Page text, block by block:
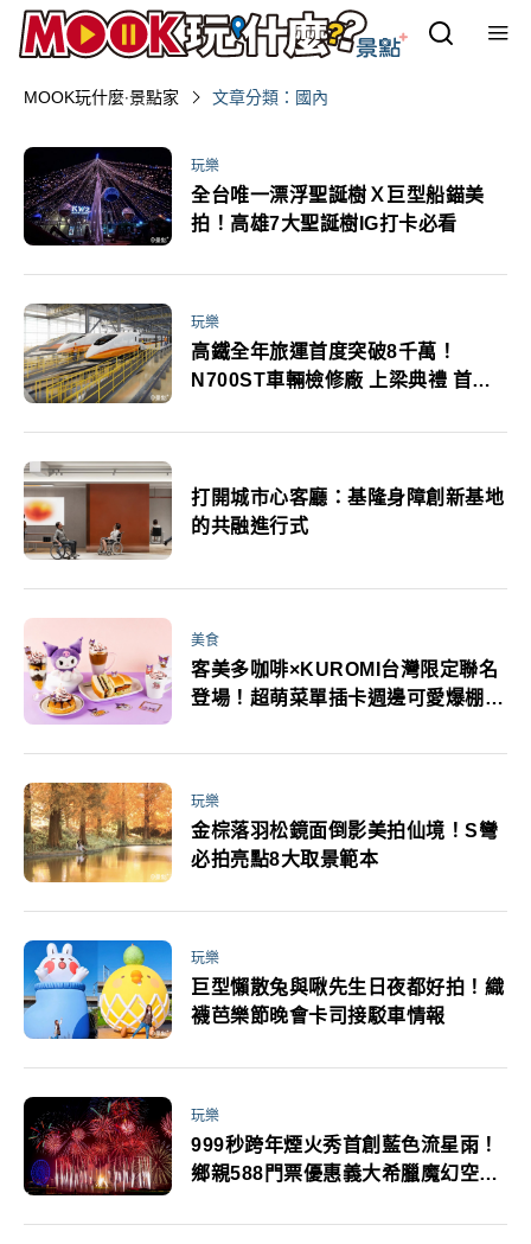
MOOK玩什麼‧景點家 文章分類：國內
玩樂
全台唯一漂浮聖誕樹Ｘ巨型船錨美
拍！高雄7大聖誕樹IG打卡必看
玩樂
高鐵全年旅運首度突破8千萬！
N700ST車輛檢修廠 上梁典禮 首部
打開城市心客廳：基隆身障創新基地
的共融進行式
美食
客美多咖啡×KUROMI台灣限定聯名
登場！超萌菜單插卡週邊可愛爆棚企
玩樂
金棕落羽松鏡面倒影美拍仙境！S彎
必拍亮點8大取景範本
玩樂
巨型懶散兔與啾先生日夜都好拍！織
襪芭樂節晚會卡司接駁車情報
玩樂
999秒跨年煙火秀首創藍色流星雨！
鄉親588門票優惠義大希臘魔幻空間